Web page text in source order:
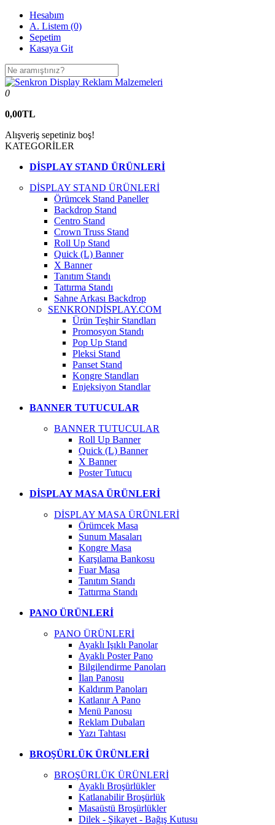
Hesabım
A. Listem (0)
Sepetim
Kasaya Git
0
0,00TL
Alışveriş sepetiniz boş!
KATEGORİLER
DİSPLAY STAND ÜRÜNLERİ
DİSPLAY STAND ÜRÜNLERİ
Örümcek Stand Paneller
Backdrop Stand
Centro Stand
Crown Truss Stand
Roll Up Stand
Quick (L) Banner
X Banner
Tanıtım Standı
Tattırma Standı
Sahne Arkası Backdrop
SENKRONDİSPLAY.COM
Ürün Teşhir Standları
Promosyon Standı
Pop Up Stand
Pleksi Stand
Panset Stand
Kongre Standları
Enjeksiyon Standlar
BANNER TUTUCULAR
BANNER TUTUCULAR
Roll Up Banner
Quick (L) Banner
X Banner
Poster Tutucu
DİSPLAY MASA ÜRÜNLERİ
DİSPLAY MASA ÜRÜNLERİ
Örümcek Masa
Sunum Masaları
Kongre Masa
Karşılama Bankosu
Fuar Masa
Tanıtım Standı
Tattırma Standı
PANO ÜRÜNLERİ
PANO ÜRÜNLERİ
Ayaklı Işıklı Panolar
Ayaklı Poster Pano
Bilgilendirme Panoları
İlan Panosu
Kaldırım Panoları
Katlanır A Pano
Menü Panosu
Reklam Dubaları
Yazı Tahtası
BROŞÜRLÜK ÜRÜNLERİ
BROŞÜRLÜK ÜRÜNLERİ
Ayaklı Broşürlükler
Katlanabilir Broşürlük
Masaüstü Broşürlükler
Dilek - Şikayet - Bağış Kutusu